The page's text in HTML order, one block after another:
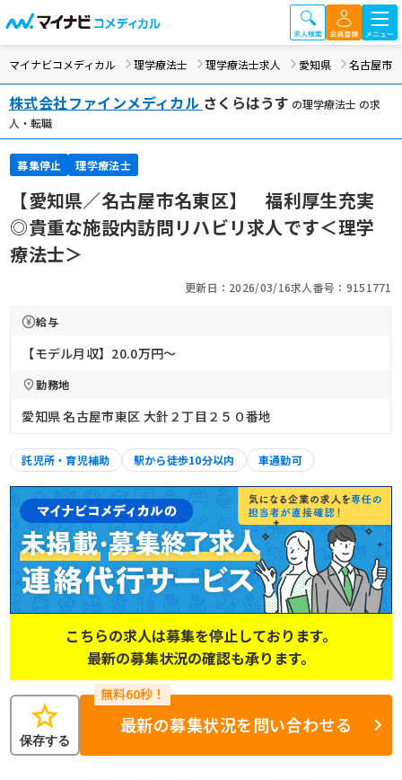
マイナビコメディカル 理学療法士 理学療法士求人 愛知県 名古屋市
株式会社ファインメディカル さくらはうす の理学療法士 の求
人・転職
募集停止 理学療法士
【愛知県／名古屋市名東区】 福利厚生充実
◎貴重な施設内訪問リハビリ求人です＜理学
療法士＞
更新日：2026/03/16求人番号：9151771
給与
【モデル月収】20.0万円〜
勤務地
愛知県 名古屋市東区 大針２丁目２５０番地
託児所・育児補助 駅から徒歩10分以内 車通勤可
こちらの求人は募集を停止しております。
最新の募集状況の確認も承ります。
star
保存する
最新の募集状況を問い合わせる